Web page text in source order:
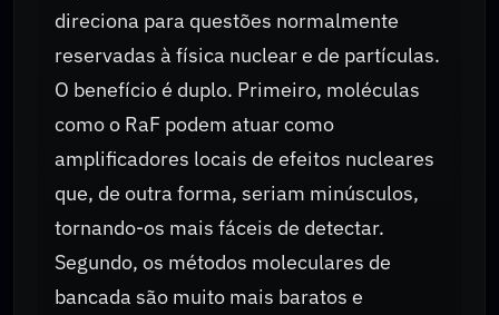
direciona para questões normalmente
reservadas à física nuclear e de partículas.
O benefício é duplo. Primeiro, moléculas
como o RaF podem atuar como
amplificadores locais de efeitos nucleares
que, de outra forma, seriam minúsculos,
tornando-os mais fáceis de detectar.
Segundo, os métodos moleculares de
bancada são muito mais baratos e